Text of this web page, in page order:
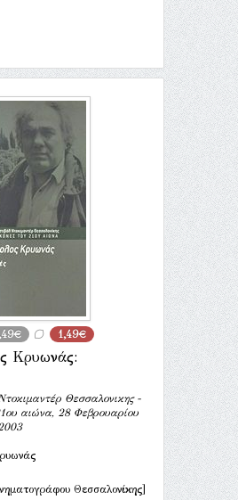
1,49€
Κρυωνάς:
Θεσσαλονικης -
αιώνα, 28 Φεβρουαρίου
Θεσσαλονίκης]